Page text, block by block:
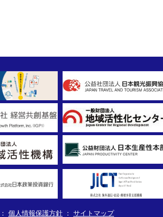
個人情報保護方針 サイトマップ